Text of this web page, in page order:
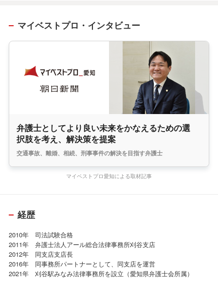
マイベストプロ・インタビュー
弁護士としてより良い未来をかなえるための選
択肢を考え、解決策を提案
交通事故、離婚、相続、刑事事件の解決を目指す弁護士
マイベストプロ愛知による取材記事
経歴
2010年 司法試験合格
2011年 弁護士法人アール総合法律事務所刈谷支店
2012年 同支店支店長
2016年 同事務所パートナーとして、同支店を運営
2021年 刈谷駅みなみ法律事務所を設立（愛知県弁護士会所属）